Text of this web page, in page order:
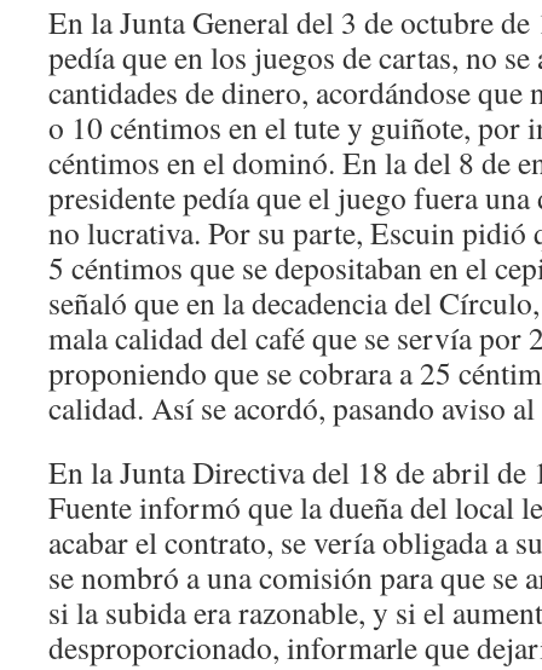
En la Junta General del 3 de octubre
pedía que en los juegos de cartas, no se
cantidades de dinero, acordándose que
o 10 céntimos en el tute y guiñote,
céntimos en el dominó. En la del 8 de
presidente pedía que el juego fuera
no lucrativa. Por su parte, Escuin pidió
5 céntimos que se depositaban en el
señaló que en la decadencia del
mala calidad del café que se servía por
proponiendo que se cobrara a 25
calidad. Así se acordó, pasando aviso
En la Junta Directiva del 18 de abril de
Fuente informó que la dueña del local
acabar el contrato, se vería obligada a
se nombró a una comisión para que se
si la subida era razonable, y si el
desproporcionado, informarle que